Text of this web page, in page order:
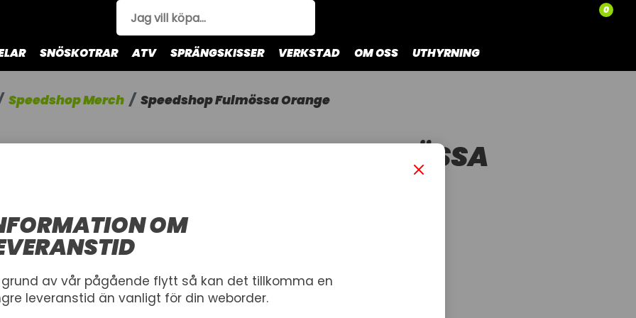
0
SNÖSKOTRAR ATV SPRÄNGSKISSER VERKSTAD OM OSS UTHYRNING
Speedshop Merch Speedshop Fulmössa Orange
SPEEDSHOP FULMÖSSA
Mössa
One size
OM
grund av vår pågående flytt så kan det tillkomma en
leveranstid än vanligt för din weborder.